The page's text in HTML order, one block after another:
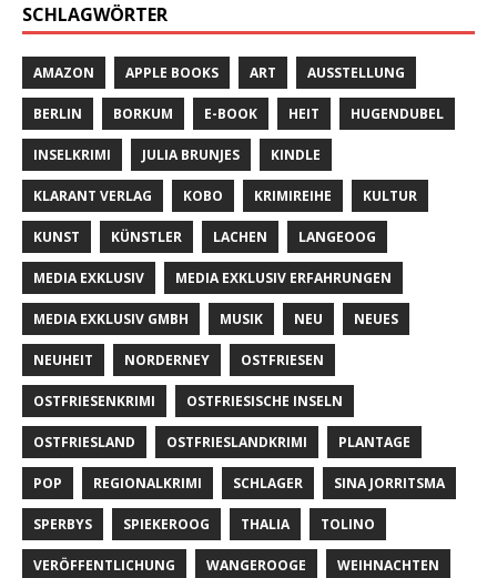
SCHLAGWÖRTER
AMAZON APPLE BOOKS ART AUSSTELLUNG
BERLIN BORKUM E-BOOK HEIT HUGENDUBEL
INSELKRIMI JULIA BRUNJES KINDLE
KLARANT VERLAG KOBO KRIMIREIHE KULTUR
KUNST KÜNSTLER LACHEN LANGEOOG
MEDIA EXKLUSIV MEDIA EXKLUSIV ERFAHRUNGEN
MEDIA EXKLUSIV GMBH MUSIK NEU NEUES
NEUHEIT NORDERNEY OSTFRIESEN
OSTFRIESENKRIMI OSTFRIESISCHE INSELN
OSTFRIESLAND OSTFRIESLANDKRIMI PLANTAGE
POP REGIONALKRIMI SCHLAGER SINA JORRITSMA
SPERBYS SPIEKEROOG THALIA TOLINO
VERÖFFENTLICHUNG WANGEROOGE WEIHNACHTEN